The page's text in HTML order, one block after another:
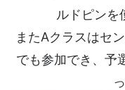
ルドピンを
またAクラスはセ
でも参加でき、予